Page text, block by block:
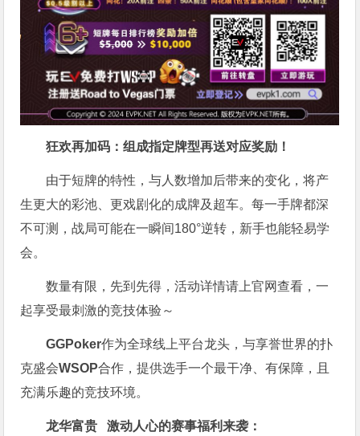
狂欢再加码：组成指定牌型再送对应奖励！
由于短牌的特性，与人数增加后带来的变化，将产
生更大的彩池、更戏剧化的成牌及超车。每一手牌都深
不可测，战局可能在一瞬间180°逆转，新手也能轻易学
会。
数量有限，先到先得，活动详情请上官网查看，一
起享受最刺激的竞技体验～
GGPoker作为全球线上平台龙头，与享誉世界的扑
克盛会WSOP合作，提供选手一个最干净、有保障，且
充满乐趣的竞技环境。
龙华富贵 激动人心的赛事福利来袭：